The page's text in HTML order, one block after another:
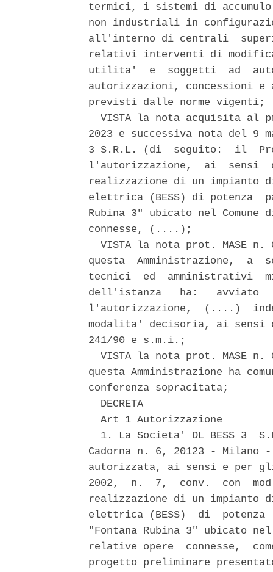
termici, i sistemi di
non industriali in
all'interno di centrali
relativi interventi di
utilita'  e  soggetti  ad
autorizzazioni, concessioni e
previsti dalle norme vigenti;
VISTA la nota acquisita al
2023 e successiva nota del 9
3 S.R.L. (di  seguito:  il
l'autorizzazione,  ai  sensi
realizzazione di un impianto
elettrica (BESS) di potenza
Rubina 3" ubicato nel
connesse, (....);
VISTA la nota prot. MASE n.
questa  Amministrazione,
tecnici  ed  amministrativi
dell'istanza   ha:   avviato
l'autorizzazione,  (....)
modalita' decisoria, ai
241/90 e s.m.i.;
VISTA la nota prot. MASE n.
questa Amministrazione ha
conferenza sopracitata;
  DECRETA
  Art 1 Autorizzazione
1. La Societa' DL BESS 3
Cadorna n. 6, 20123 -
autorizzata, ai sensi e per
2002,  n.  7,  conv.  con
realizzazione di un impianto
elettrica (BESS)  di  potenza
"Fontana Rubina 3" ubicato
relative opere  connesse,
progetto preliminare